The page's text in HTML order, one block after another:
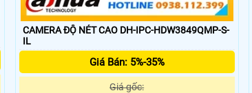
CAMERA ĐỘ NÉT CAO DH-IPC-HDW3849QMP-S-
IL
Giá Bán: 5%-35%
Giá gốc: